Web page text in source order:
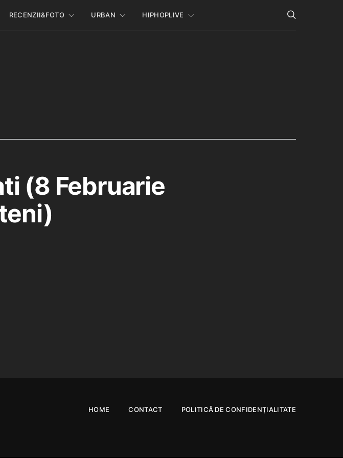
RECENZII&FOTO URBAN HIPHOPLIVE
(8 Februarie
HOME CONTACT POLITICĂ DE CONFIDENȚIALITATE